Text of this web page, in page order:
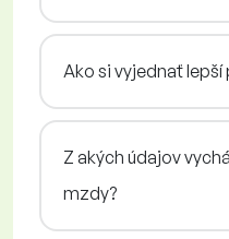
Ako si vyjednať lepší
Z akých údajov
mzdy?